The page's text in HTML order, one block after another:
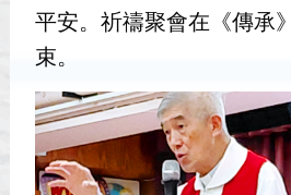
平安。祈禱聚會在《傳承
束。